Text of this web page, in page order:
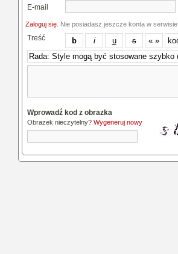
E-mail
Zaloguj się . Nie posiadasz jeszcze konta w serwisie
Treść
Wprowadź kod z obrazka
Obrazek nieczytelny? Wygeneruj nowy